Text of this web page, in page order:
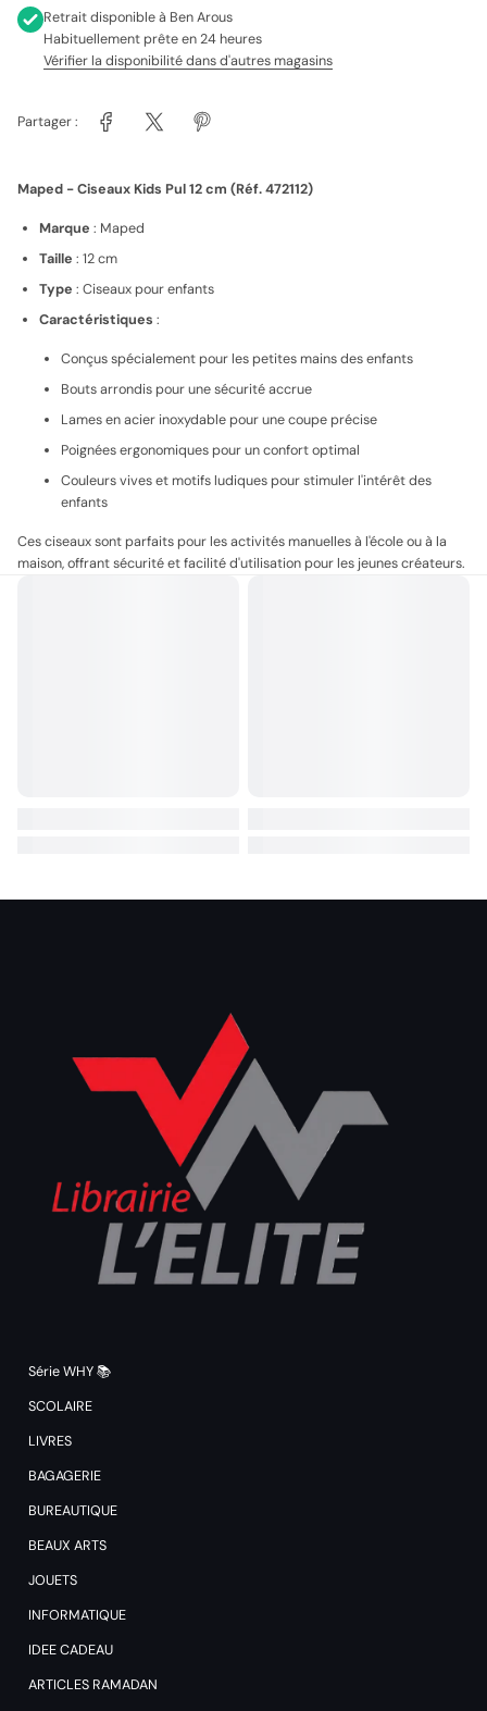
Retrait disponible à Ben Arous
Habituellement prête en 24 heures
Vérifier la disponibilité dans d'autres magasins
Partager :
Maped - Ciseaux Kids Pul 12 cm (Réf. 472112)
Marque : Maped
Taille : 12 cm
Type : Ciseaux pour enfants
Caractéristiques :
Conçus spécialement pour les petites mains des enfants
Bouts arrondis pour une sécurité accrue
Lames en acier inoxydable pour une coupe précise
Poignées ergonomiques pour un confort optimal
Couleurs vives et motifs ludiques pour stimuler l'intérêt des
enfants
Ces ciseaux sont parfaits pour les activités manuelles à l'école ou à la
maison, offrant sécurité et facilité d'utilisation pour les jeunes créateurs.
Série WHY 📚
SCOLAIRE
LIVRES
BAGAGERIE
BUREAUTIQUE
BEAUX ARTS
JOUETS
INFORMATIQUE
IDEE CADEAU
ARTICLES RAMADAN